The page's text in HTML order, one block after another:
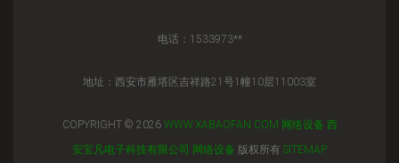
电话：1533973**
地址：西安市雁塔区吉祥路21号1幢10层11003室
COPYRIGHT © 2026 WWW.XABAOFAN.COM 网络设备 西
安宝凡电子科技有限公司 网络设备 版权所有 SITEMAP